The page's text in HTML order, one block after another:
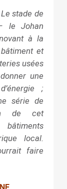
Le stade de
le Johan
à la
et
usées
une
;
série de
de cet
local.
faire